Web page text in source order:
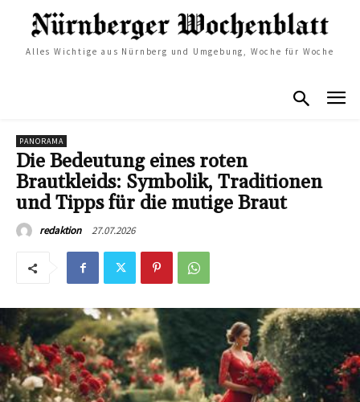
Alles Wichtige aus Nürnberg und Umgebung, Woche für Woche
PANORAMA
Die Bedeutung eines roten
Brautkleids: Symbolik, Traditionen
und Tipps für die mutige Braut
redaktion 27.07.2026